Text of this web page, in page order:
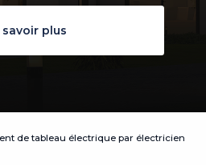
savoir plus
de tableau électrique par électricien